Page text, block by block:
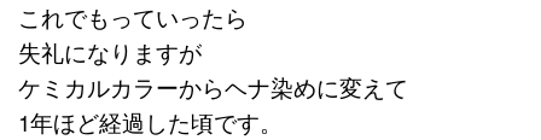
これでもっていったら
失礼になりますが
ケミカルカラーからヘナ染めに変えて
1年ほど経過した頃です。